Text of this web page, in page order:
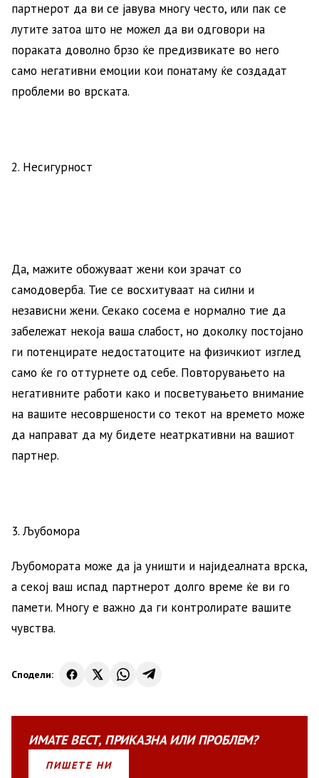
партнерот да ви се јавува многу често, или пак се
лутите затоа што не можел да ви одговори на
пораката доволно брзо ќе предизвикате во него
само негативни емоции кои понатаму ќе создадат
проблеми во врската.
2. Несигурност
Да, мажите обожуваат жени кои зрачат со
самодоверба. Тие се восхитуваат на силни и
независни жени. Секако сосема е нормално тие да
забележат некоја ваша слабост, но доколку постојано
ги потенцирате недостатоците на физичкиот изглед
само ќе го оттурнете од себе. Повторувањето на
негативните работи како и посветувањето внимание
на вашите несовршености со текот на времето може
да направат да му бидете неатркативни на вашиот
партнер.
3. Љубомора
Љубомората може да ја уништи и најидеалната врска,
а секој ваш испад партнерот долго време ќе ви го
памети. Многу е важно да ги контролирате вашите
чувства.
Сподели:
ИМАТЕВЕСТ, ПРИКАЗНАИЛИПРОБЛЕМ?
ПИШЕТЕ НИ